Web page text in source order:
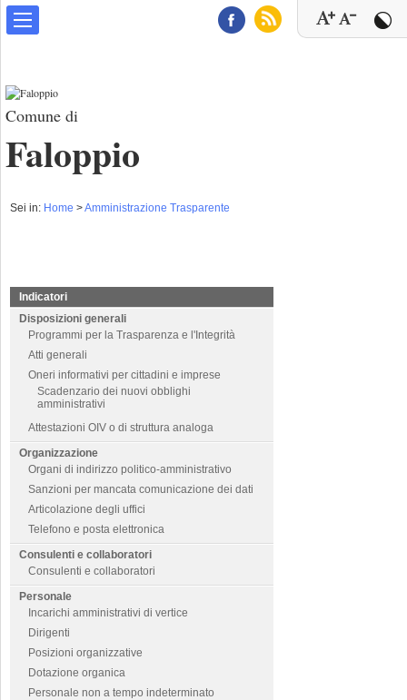
Comune di
Faloppio
Sei in: Home >Amministrazione Trasparente
Indicatori
Disposizioni generali
Programmi per la Trasparenza e l'Integrità
Atti generali
Oneri informativi per cittadini e imprese
Scadenzario dei nuovi obblighi
amministrativi
Attestazioni OIV o di struttura analoga
Organizzazione
Organi di indirizzo politico-amministrativo
Sanzioni per mancata comunicazione dei dati
Articolazione degli uffici
Telefono e posta elettronica
Consulenti e collaboratori
Consulenti e collaboratori
Personale
Incarichi amministrativi di vertice
Dirigenti
Posizioni organizzative
Dotazione organica
Personale non a tempo indeterminato